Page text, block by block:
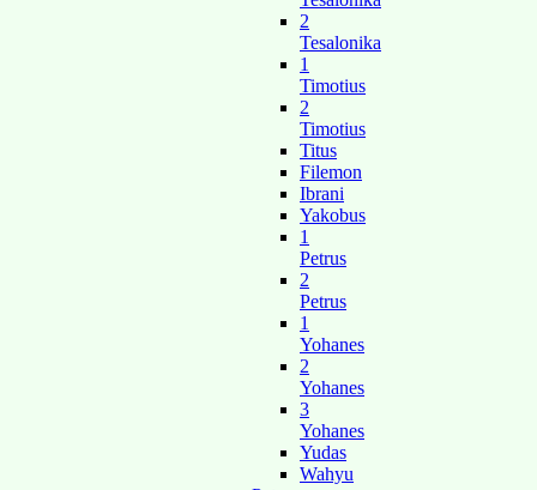
2
Tesalonika
1
Timotius
2
Timotius
Titus
Filemon
Ibrani
Yakobus
1
Petrus
2
Petrus
1
Yohanes
2
Yohanes
3
Yohanes
Yudas
Wahyu